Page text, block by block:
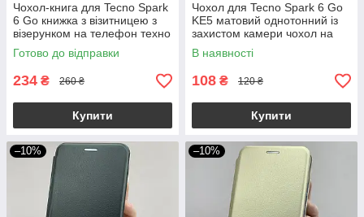
Чохол-книга для Tecno Spark
6 Go книжка з візитницею з
візерунком на телефон техно
спарк 6 го рожева art
Готово до відправки
234 ₴ 260 ₴
Купити
Чохол для Tecno Spark 6 Go
KE5 матовий однотонний із
захистом камери чохол на
техно спарк 6 го чорний tpb
В наявності
108 ₴ 120 ₴
Купити
–10% –10%